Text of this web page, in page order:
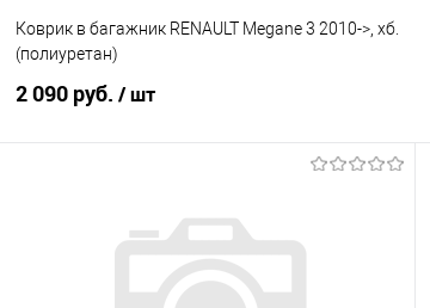
Коврик в багажник RENAULT Megane 3 2010->, хб.
(полиуретан)
2 090 руб. / шт
Купить в 1 клик
Сравнение
Под заказ